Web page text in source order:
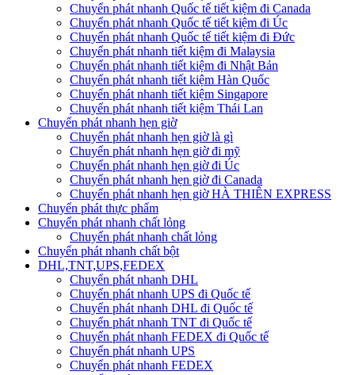
Chuyển phát nhanh Quốc tế tiết kiệm đi Canada
Chuyển phát nhanh Quốc tế tiết kiệm đi Úc
Chuyển phát nhanh Quốc tế tiết kiệm đi Đức
Chuyển phát nhanh tiết kiệm đi Malaysia
Chuyển phát nhanh tiết kiệm đi Nhật Bản
Chuyển phát nhanh tiết kiệm Hàn Quốc
Chuyển phát nhanh tiết kiệm Singapore
Chuyển phát nhanh tiết kiệm Thái Lan
Chuyển phát nhanh hẹn giờ
Chuyển phát nhanh hẹn giờ là gì
Chuyển phát nhanh hẹn giờ đi mỹ
Chuyển phát nhanh hẹn giờ đi Úc
Chuyển phát nhanh hẹn giờ đi Canada
Chuyển phát nhanh hẹn giờ HÀ THIÊN EXPRESS
Chuyển phát thực phẩm
Chuyển phát nhanh chất lỏng
Chuyển phát nhanh chất lỏng
Chuyển phát nhanh chất bột
DHL,TNT,UPS,FEDEX
Chuyển phát nhanh DHL
Chuyển phát nhanh UPS đi Quốc tế
Chuyển phát nhanh DHL đi Quốc tế
Chuyển phát nhanh TNT đi Quốc tế
Chuyển phát nhanh FEDEX đi Quốc tế
Chuyển phát nhanh UPS
Chuyển phát nhanh FEDEX